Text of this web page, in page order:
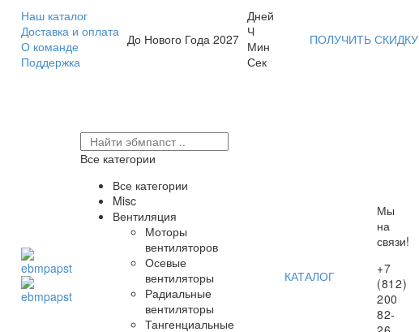
Наш каталог
Доставка и оплата
О команде
Поддержка
До Нового Года 2027
Дней
Ч
Мин
Сек
ПОЛУЧИТЬ СКИДКУ
Все категории
Все категории
Misc
Вентиляция
Моторы
вентиляторов
Осевые
вентиляторы
Радиальные
вентиляторы
Тангенциальные
КАТАЛОГ
Мы
на
связи!
+7
(812)
200
82-